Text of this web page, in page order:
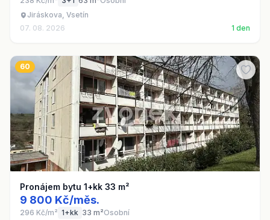
Jiráskova, Vsetín
07. 08. 2026
1 den
60
Pronájem bytu 1+kk 33 m²
9 800 Kč/měs.
296 Kč/m² 1+kk 33 m²Osobní